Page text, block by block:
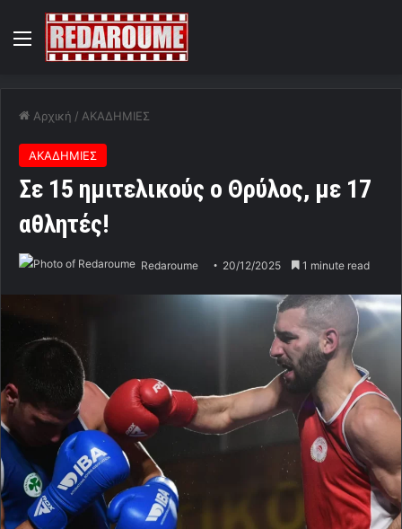
Menu
Αρχική / ΑΚΑΔΗΜΙΕΣ
ΑΚΑΔΗΜΙΕΣ
Σε 15 ημιτελικούς ο Θρύλος, με 17
αθλητές!
Redaroume 20/12/2025 1 minute read